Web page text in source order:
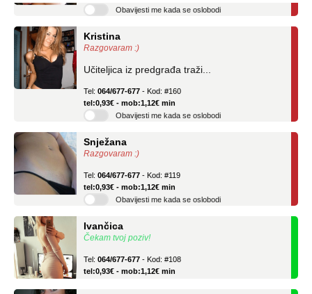
Razgovaram :)
tel:0,93€ - mob:1,12€ min
Obavijesti me kada se oslobodi
Razgovaram :)
tel:0,93€ - mob:1,12€ min
Obavijesti me kada se oslobodi
Čekam tvoj poziv!
tel:0,93€ - mob:1,12€ min